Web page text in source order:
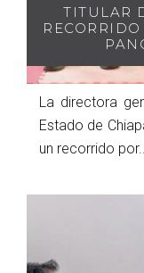
TITULAR
La directora
Estado de
un recorrido